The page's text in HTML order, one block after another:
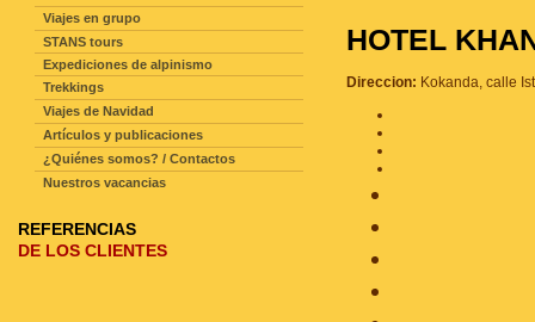
HOTEL
Direccion: Kokanda, calle
Viajes en grupo
STANS tours
Expediciones de alpinismo
Trekkings
Viajes de Navidad
Artículos y publicaciones
¿Quiénes somos? / Contactos
Nuestros vacancias
REFERENCIAS
DE LOS CLIENTES